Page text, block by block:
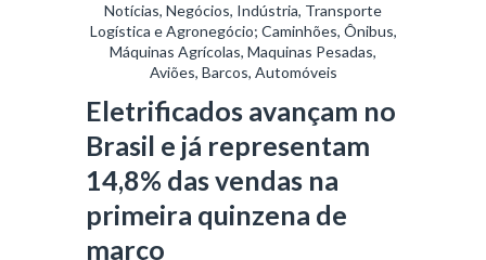
Notícias, Negócios, Indústria, Transporte
Logística e Agronegócio; Caminhões, Ônibus,
Máquinas Agrícolas, Maquinas Pesadas,
Aviões, Barcos, Automóveis
Eletrificados avançam no
Brasil e já representam
14,8% das vendas na
primeira quinzena de
março